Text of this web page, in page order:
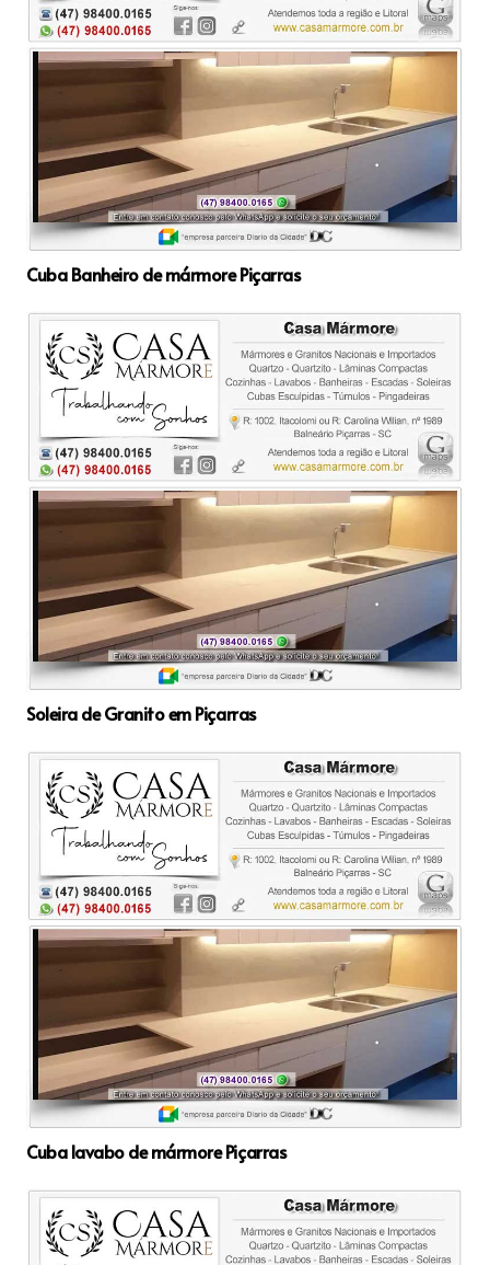
Cuba Banheiro de mármore Piçarras
Soleira de Granito em Piçarras
Cuba lavabo de mármore Piçarras